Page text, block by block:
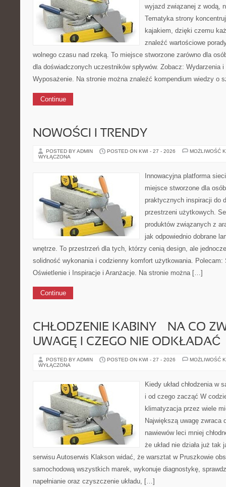
wyjazd związanej z wodą,
Tematyka strony
kajakiem, dzięki czemu
znaleźć wartościowe
wolnego czasu nad rzeką. To miejsce stworzone zarówno dla
dla doświadczonych uczestników spływów. Zobacz: Wydarzenia
Wyposażenie. Na stronie można znaleźć kompendium wiedzy o
Continue
NOWOŚCI I TRENDY
POSTED BY ADMIN POSTED ON KWI - 27 - 2026
MOŻLIWOŚĆ
WYŁĄCZONA
Innowacyjna platforma
miejsce stworzone dla
praktycznych inspiracji do
przestrzeni użytkowych.
produktów związanych z
jak odpowiednio dobrane
wnętrze. To przestrzeń dla tych, którzy cenią design, ale
solidność wykonania i codzienny komfort użytkowania. Polecam:
Oświetlenie i Inspiracje i Aranżacje. Na stronie można […]
Continue
CHŁODZENIE KABINY — NA CO
UWAGĘ I CZEGO NIE ODKŁADAĆ
POSTED BY ADMIN POSTED ON KWI - 27 - 2026
MOŻLIWOŚĆ
WYŁĄCZONA
Kiedy układ chłodzenia w
i od czego zacząć W
klimatyzacja przez wiele
Największą uwagę zwraca
nawiewów leci mniej
że układ nie działa już tak
serwisu Autoserwis Klakson widać, że warsztat w Pruszkowie
samochodową wszystkich marek, wykonuje diagnostykę,
napełnianie oraz czyszczenie układu, […]